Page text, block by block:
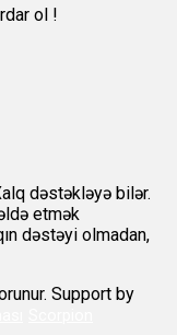
ol !
dəstəkləyə bilər.
etmək
dəstəyi olmadan,
Support by